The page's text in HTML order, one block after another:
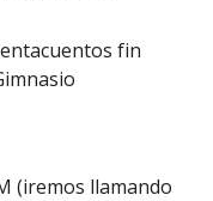
fin
(iremos llamando